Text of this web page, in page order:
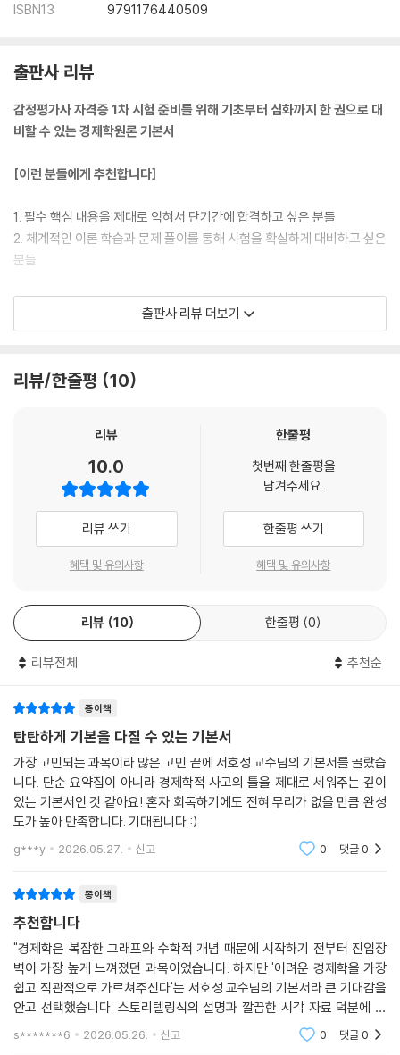
08 규모의 경제와 범위의 경제
Level 1 OX 연습문제
Level 2 개념완성문제
Level 3 실전연습문제
제5장 시장이론
02 이윤극대화 조건
03 완전경쟁시장
04 독점시장
06 다공장 독점
10 독점의 규제
12 과점시장의 개념과 특징
Level 1 OX 연습문제
Level 2 개념완성문제
Level 3 실전연습문제
01 생산요소시장
02 생산물시장 완전경쟁 - 생산요소시장 완전경쟁인 경우 이윤극대화 고
용량
03 생산물시장 불완전경쟁(독점) - 생산요소시장 완전경쟁인 경우 이윤
04 생산물시장 독점 - 생산요소시장 불완전경쟁(수요독점)인 경우 이윤
극대화
06 소득과 저축
07 기능별 소득분배이론
08 계층별 소득분배와 사회보장제도
10 조세의 의미와 종류
Level 1 OX 연습문제
Level 2 개념완성문제
Level 3 실전연습문제
제7장 후생경제학과 시장실패
01 일반균형이론
02 파레토 효율성
ISBN13 9791176440509
출판사 리뷰
감정평가사 자격증 1차 시험 준비를 위해 기초부터 심화까지 한 권으로 대
비할 수 있는 경제학원론 기본서
[이런 분들에게 추천합니다]
1. 필수 핵심 내용을 제대로 익혀서 단기간에 합격하고 싶은 분들
2. 체계적인 이론 학습과 문제 풀이를 통해 시험을 확실하게 대비하고 싶은
분들
[해커스 교재만의 특장점]
(1) 최신 기출 경향을 반영하여, 방대한 미시/거시/국제경제학의 이론을
(2) 필수로 알아 두어야 하는 내용을 "핵심 Check!" 코너로 정리하여, 시
(3) 주제별 중요도를 별(★)로 표시하여 중요내용을 한눈에 파악할 수 있
2. 철저한 분석으로 선별한 기출문제 풀이를 통해 학습내용을 점검할 수 있
수 있도록 [확인문제]가 이론 바로 뒤에 수록되어 있습니다.
(2) 공부한 내용을 제대로 이해하였는지, [OX연습문제]를 풀어보며 바로
점검할 수 있습니다.
(3) [개념완성문제]와 [실전연습문제]를 통하여 이론 학습을 확실히 마무
[해커스 감정평가사ㅣca.Hackers.com]
1. 본 교재 인강(할인쿠폰 수록)
2. 감정평가사 무료 특강
출판사 리뷰 더보기
리뷰/한줄평 10
리뷰
10.0
리뷰 쓰기
혜택 및 유의사항
한줄평
첫번째 한줄평을
남겨주세요.
한줄평 쓰기
혜택 및 유의사항
리뷰 10 한줄평 0
리뷰전체 추천순
종이책
탄탄하게 기본을 다질 수 있는 기본서
가장 고민되는 과목이라 많은 고민 끝에 서호성 교수님의 기본서를 골랐습
니다. 단순 요약집이 아니라 경제학적 사고의 틀을 제대로 세워주는 깊이
있는 기본서인 것 같아요! 혼자 회독하기에도 전혀 무리가 없을 만큼 완성
도가 높아 만족합니다. 기대됩니다 :)
g***y 2026.05.27. 신고 0 댓글0
종이책
추천합니다
"경제학은 복잡한 그래프와 수학적 개념 때문에 시작하기 전부터 진입장
벽이 가장 높게 느껴졌던 과목이었습니다. 하지만 '어려운 경제학을 가장
쉽고 직관적으로 가르쳐주신다'는 서호성 교수님의 기본서라 큰 기대감을
안고 선택했습니다. 스토리텔링식의 설명과 깔끔한 시각 자료 덕분에 저
같은 노베이스 수험생도 끝까지 지치지 않고 흥미롭게 완독할 수 있을 것
s*******6 2026.05.26. 신고 0 댓글0